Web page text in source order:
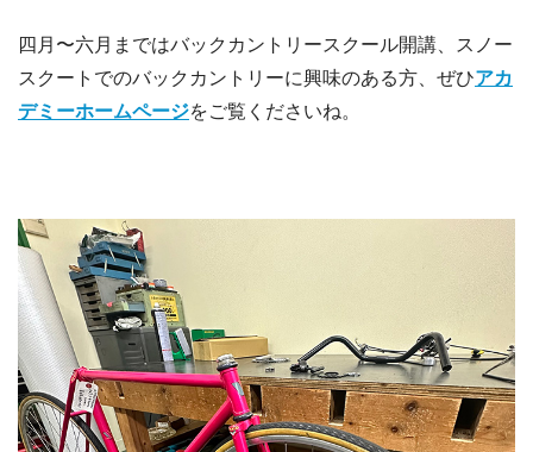
四月〜六月まではバックカントリースクール開講、スノー
スクートでのバックカントリーに興味のある方、ぜひアカ
デミーホームページをご覧くださいね。